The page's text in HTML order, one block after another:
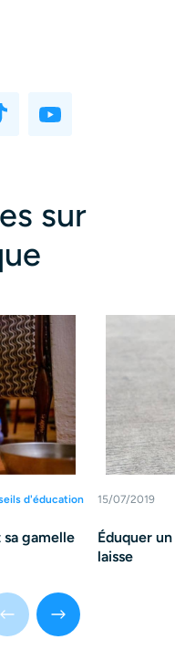
sur
d'éducation
gamelle
15/07/2019
Éduquer
laisse